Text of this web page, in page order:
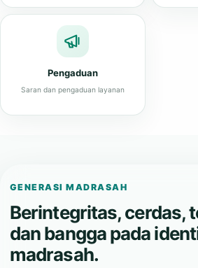
Pengaduan
Saran dan pengaduan layanan
GENERASI MADRASAH
Berintegritas, cerdas,
dan bangga pada
madrasah.